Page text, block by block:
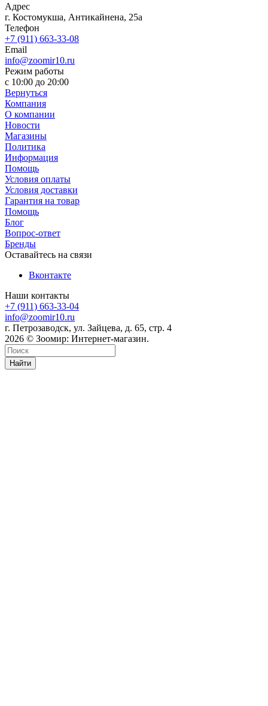
Адрес
г. Костомукша, Антикайнена, 25а
Телефон
+7 (911) 663-33-08
Email
info@zoomir10.ru
Режим работы
с 10:00 до 20:00
Вернуться
Компания
О компании
Новости
Магазины
Политика
Информация
Помощь
Условия оплаты
Условия доставки
Гарантия на товар
Помощь
Блог
Вопрос-ответ
Бренды
Оставайтесь на связи
Вконтакте
Наши контакты
+7 (911) 663-33-04
info@zoomir10.ru
г. Петрозаводск, ул. Зайцева, д. 65, стр. 4
2026 © Зоомир: Интернет-магазин.
Найти